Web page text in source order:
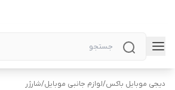
دیجی موبایل باکس/لوازم جانبی موبایل/شارژر